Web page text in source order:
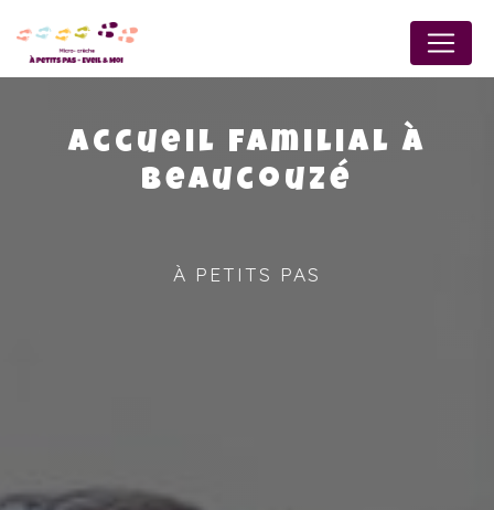
Accueil familial à
Beaucouzé
À PETITS PAS